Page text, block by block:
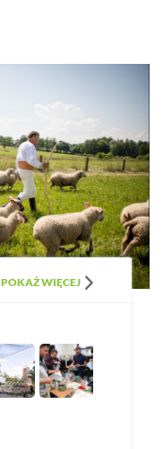
POKAŻ WIĘCEJ